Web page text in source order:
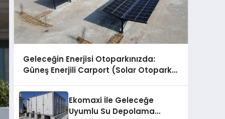
Geleceğin Enerjisi Otoparkınızda:
Güneş Enerjili Carport (Solar Otopark)
Ekomaxi İle Geleceğe
Uyumlu Su Depolama